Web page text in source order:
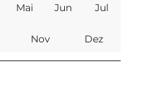
Mai Jun Jul
Nov Dez